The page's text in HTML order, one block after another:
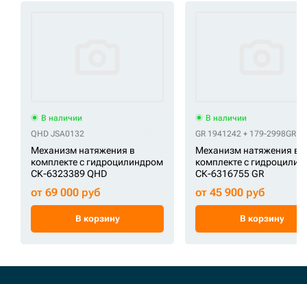
В наличии
QHD JSA0132
Механизм натяжения в
комплекте с гидроцилиндром
СК-6323389 QHD
от 69 000 руб
В корзину
В наличии
GR 1941242 + 179-2998GR
Механизм натяжения в
комплекте с
СК-6316755 GR
от 45 900 руб
В корзину